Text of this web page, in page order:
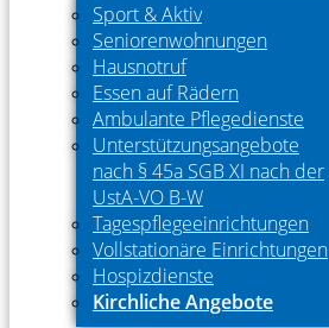
Sport & Aktiv
Seniorenwohnungen
Hausnotruf
Essen auf Rädern
Ambulante Pflegedienste
Unterstützungsangebote
nach § 45a SGB XI nach der
UstA-VO B-W
Tagespflegeeinrichtungen
Vollstationäre Einrichtungen
Hospizdienste
Kirchliche Angebote